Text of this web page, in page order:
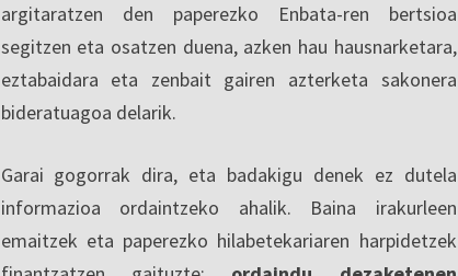
argitaratzen den paperezko Enbata-ren bertsioa
segitzen eta osatzen duena, azken hau hausnarketara,
eztabaidara eta zenbait gairen azterketa sakonera
bideratuagoa delarik.
Garai gogorrak dira, eta badakigu denek ez dutela
informazioa ordaintzeko ahalik. Baina irakurleen
emaitzek eta paperezko hilabetekariaren harpidetzek